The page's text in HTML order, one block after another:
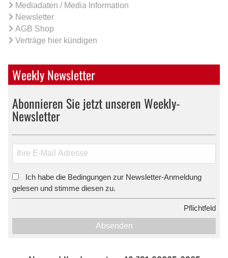
Mediadaten / Media Information
Newsletter
AGB Shop
Verträge hier kündigen
Weekly Newsletter
Abonnieren Sie jetzt unseren Weekly-
Newsletter
Ich habe die Bedingungen zur Newsletter-Anmeldung
gelesen und stimme diesen zu.
Pflichtfeld
Absenden